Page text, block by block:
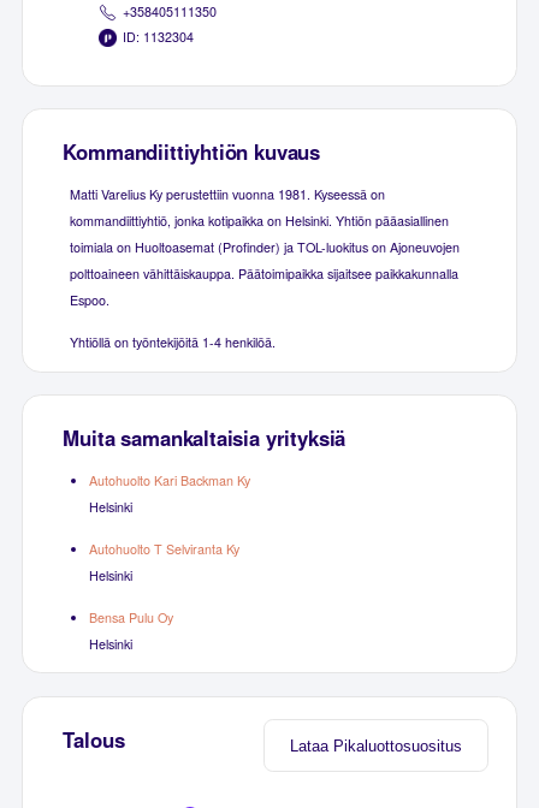
+358405111350
ID: 1132304
Kommandiittiyhtiön kuvaus
Matti Varelius Ky perustettiin vuonna 1981. Kyseessä on
kommandiittiyhtiö, jonka kotipaikka on Helsinki. Yhtiön pääasiallinen
toimiala on Huoltoasemat (Profinder) ja TOL-luokitus on Ajoneuvojen
polttoaineen vähittäiskauppa. Päätoimipaikka sijaitsee paikkakunnalla
Espoo.
Yhtiöllä on työntekijöitä 1-4 henkilöä.
Muita samankaltaisia yrityksiä
Autohuolto Kari Backman Ky
Helsinki
Autohuolto T Selviranta Ky
Helsinki
Bensa Pulu Oy
Helsinki
Lataa Pikaluottosuositus
Talous